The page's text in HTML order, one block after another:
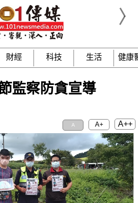
財經 科技 生活 健康
監察防貪宣導
A A+ A++